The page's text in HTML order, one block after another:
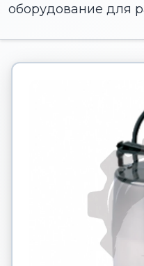
оборудование для